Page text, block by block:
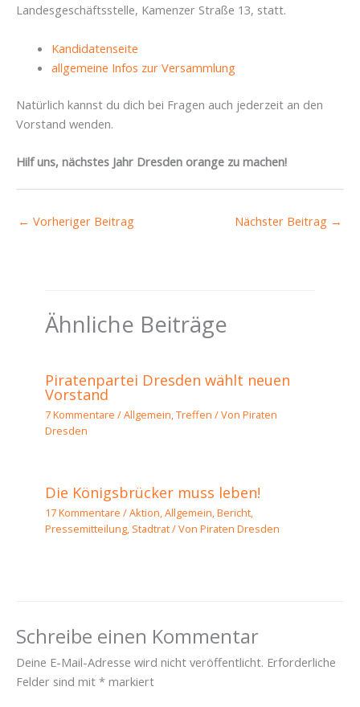
Landesgeschäftsstelle, Kamenzer Straße 13, statt.
Kandidatenseite
allgemeine Infos zur Versammlung
Natürlich kannst du dich bei Fragen auch jederzeit an den
Vorstand wenden.
Hilf uns, nächstes Jahr Dresden orange zu machen!
← Vorheriger Beitrag Nächster Beitrag →
Ähnliche Beiträge
Piratenpartei Dresden wählt neuen
Vorstand
7 Kommentare /Allgemein,Treffen / VonPiraten
Dresden
Die Königsbrücker muss leben!
17 Kommentare /Aktion,Allgemein,Bericht,
Pressemitteilung, Stadtrat/ VonPiraten Dresden
Schreibe einen Kommentar
Deine E-Mail-Adresse wird nicht veröffentlicht. Erforderliche
Felder sind mit * markiert